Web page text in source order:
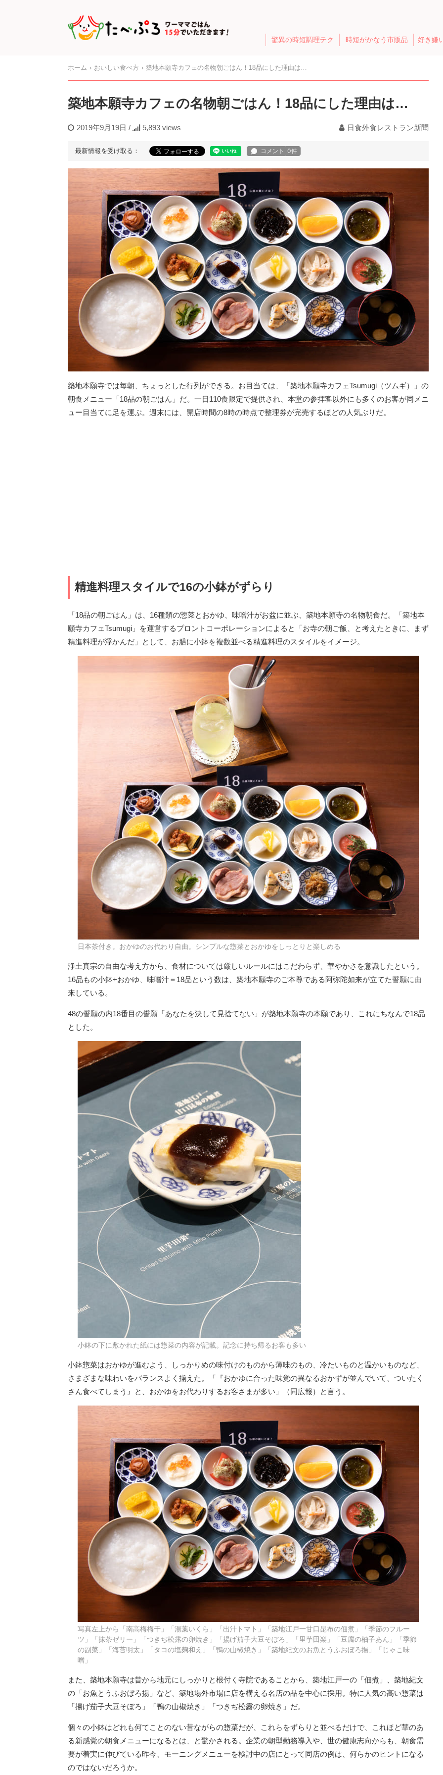
驚異の時短調理テク 時短がかなう市販品 好き嫌
ホーム おいしい食べ方 築地本願寺カフェの名物朝ごはん！18品にした理由は…
築地本願寺カフェの名物朝ごはん！18品にした理由は…
2019年9月19日 / 5,893 views 日食外食レストラン新聞
最新情報を受け取る：
築地本願寺では毎朝、ちょっとした行列ができる。お目当ては、「築地本願寺カフェTsumugi（ツムギ）」の
朝食メニュー「18品の朝ごはん」だ。一日110食限定で提供され、本堂の参拝客以外にも多くのお客が同メニ
ュー目当てに足を運ぶ。週末には、開店時間の8時の時点で整理券が完売するほどの人気ぶりだ。
精進料理スタイルで16の小鉢がずらり
「18品の朝ごはん」は、16種類の惣菜とおかゆ、味噌汁がお盆に並ぶ、築地本願寺の名物朝食だ。「築地本
願寺カフェTsumugi」を運営するプロントコーポレーションによると「お寺の朝ご飯、と考えたときに、まず
精進料理が浮かんだ」として、お膳に小鉢を複数並べる精進料理のスタイルをイメージ。
日本茶付き。おかゆのお代わり自由。シンプルな惣菜とおかゆをしっとりと楽しめる
浄土真宗の自由な考え方から、食材については厳しいルールにはこだわらず、華やかさを意識したという。
16品もの小鉢+おかゆ、味噌汁＝18品という数は、築地本願寺のご本尊である阿弥陀如来が立てた誓願に由
来している。
48の誓願の内18番目の誓願「あなたを決して見捨てない」が築地本願寺の本願であり、これにちなんで18品
とした。
小鉢の下に敷かれた紙には惣菜の内容が記載。記念に持ち帰るお客も多い
小鉢惣菜はおかゆが進むよう、しっかりめの味付けのものから薄味のもの、冷たいものと温かいものなど、
さまざまな味わいをバランスよく揃えた。「『おかゆに合った味覚の異なるおかずが並んでいて、ついたく
さん食べてしまう』と、おかゆをお代わりするお客さまが多い」（同広報）と言う。
写真左上から「南高梅梅干」「湯葉いくら」「出汁トマト」「築地江戸一甘口昆布の佃煮」「季節のフルー
ツ」「抹茶ゼリー」「つきぢ松露の卵焼き」「揚げ茄子大豆そぼろ」「里芋田楽」「豆腐の柚子あん」「季節
の副菜」「海苔明太」「タコの塩麹和え」「鴨の山椒焼き」「築地紀文のお魚とうふおぼろ揚」「じゃこ味
噌」
また、築地本願寺は昔から地元にしっかりと根付く寺院であることから、築地江戸一の「佃煮」、築地紀文
の「お魚とうふおぼろ揚」など、築地場外市場に店を構える名店の品を中心に採用。特に人気の高い惣菜は
「揚げ茄子大豆そぼろ」「鴨の山椒焼き」「つきぢ松露の卵焼き」だ。
個々の小鉢はどれも何てことのない昔ながらの惣菜だが、これらをずらりと並べるだけで、これほど華のあ
る新感覚の朝食メニューになるとは、と驚かされる。企業の朝型勤務導入や、世の健康志向からも、朝食需
要が着実に伸びている昨今、モーニングメニューを検討中の店にとって同店の例は、何らかのヒントになる
のではないだろうか。